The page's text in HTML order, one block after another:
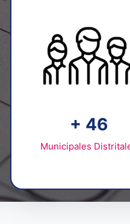
+ 74
Municipales